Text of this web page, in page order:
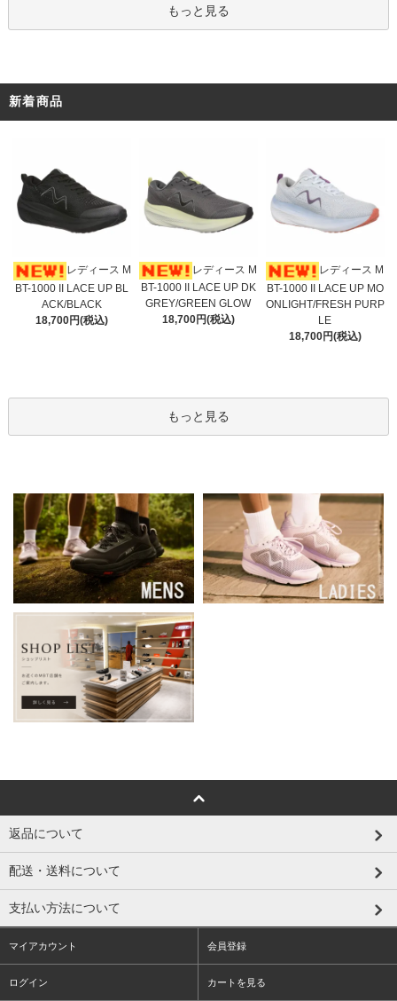
もっと見る
新着商品
レディース M
BT-1000 II LACE UP BL
ACK/BLACK
18,700円(税込)
レディース M
BT-1000 II LACE UP DK
GREY/GREEN GLOW
18,700円(税込)
レディース M
BT-1000 II LACE UP MO
ONLIGHT/FRESH PURP
LE
18,700円(税込)
もっと見る
返品について
配送・送料について
支払い方法について
マイアカウント 会員登録
ログイン カートを見る